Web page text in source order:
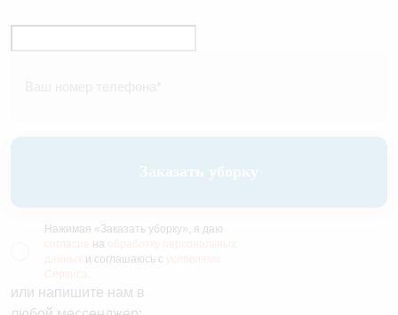
Заказать уборку
Нажимая «Заказать уборку», я даю
на
и соглашаюсь с
или напишите нам в